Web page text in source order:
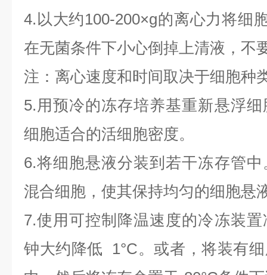
4.以大约100-200×g的离心力将细
在无菌条件下小心倒掉上清液，不
注：离心速度和时间取决于细胞种
5.用预冷的冻存培养基重新悬浮
细胞适合的活细胞密度。
6.将细胞悬液分装到若干冻存管
混合细胞，使其保持均匀的细胞悬
7.使用可控制降温速度的冷冻装
钟大约降低 1°C。或者，将装有